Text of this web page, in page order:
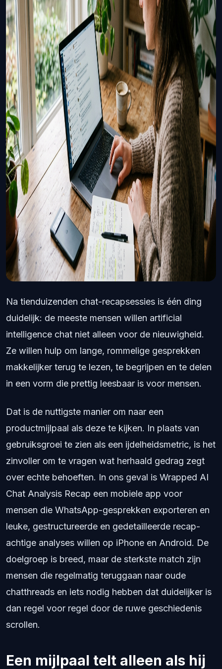
Na tienduizenden chat-recapsessies is één ding
duidelijk: de meeste mensen willen artificial
intelligence chat niet alleen voor de nieuwigheid.
Ze willen hulp om lange, rommelige gesprekken
makkelijker terug te lezen, te begrijpen en te delen
in een vorm die prettig leesbaar is voor mensen.
Dat is de nuttigste manier om naar een
productmijlpaal als deze te kijken. In plaats van
gebruiksgroei te zien als een ijdelheidsmetric, is het
zinvoller om te vragen wat herhaald gedrag zegt
over echte behoeften. In ons geval is Wrapped AI
Chat Analysis Recap een mobiele app voor
mensen die WhatsApp-gesprekken exporteren en
leuke, gestructureerde en gedetailleerde recap-
achtige analyses willen op iPhone en Android. De
doelgroep is breed, maar de sterkste match zijn
mensen die regelmatig teruggaan naar oude
chatthreads en iets nodig hebben dat duidelijker is
dan regel voor regel door de ruwe geschiedenis
scrollen.
Een mijlpaal telt alleen als hij